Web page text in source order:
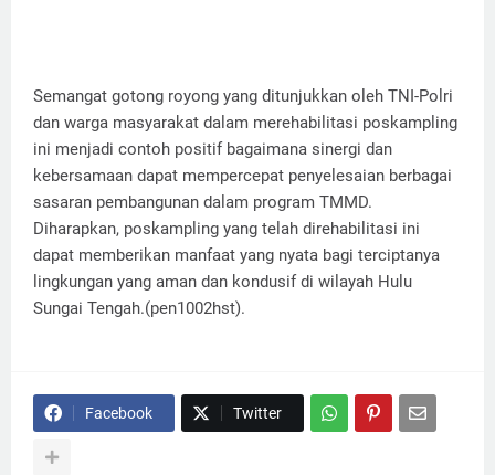
Semangat gotong royong yang ditunjukkan oleh TNI-Polri
dan warga masyarakat dalam merehabilitasi poskampling
ini menjadi contoh positif bagaimana sinergi dan
kebersamaan dapat mempercepat penyelesaian berbagai
sasaran pembangunan dalam program TMMD.
Diharapkan, poskampling yang telah direhabilitasi ini
dapat memberikan manfaat yang nyata bagi terciptanya
lingkungan yang aman dan kondusif di wilayah Hulu
Sungai Tengah.(pen1002hst).
Facebook Twitter